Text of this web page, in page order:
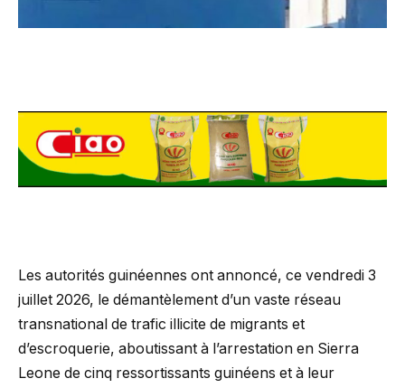
Les autorités guinéennes ont annoncé, ce vendredi 3
juillet 2026, le démantèlement d’un vaste réseau
transnational de trafic illicite de migrants et
d’escroquerie, aboutissant à l’arrestation en Sierra
Leone de cinq ressortissants guinéens et à leur